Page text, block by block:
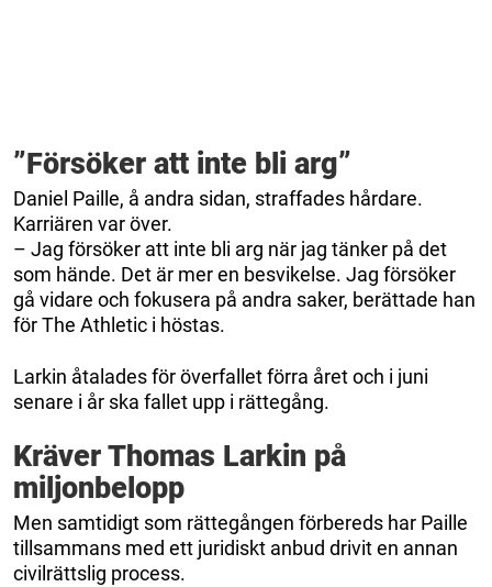
”Försöker att inte bli arg”
Daniel Paille, å andra sidan, straffades hårdare.
Karriären var över.
– Jag försöker att inte bli arg när jag tänker på det
som hände. Det är mer en besvikelse. Jag försöker
gå vidare och fokusera på andra saker, berättade han
för The Athletic i höstas.
Larkin åtalades för överfallet förra året och i juni
senare i år ska fallet upp i rättegång.
Kräver Thomas Larkin på
miljonbelopp
Men samtidigt som rättegången förbereds har Paille
tillsammans med ett juridiskt anbud drivit en annan
civilrättslig process.